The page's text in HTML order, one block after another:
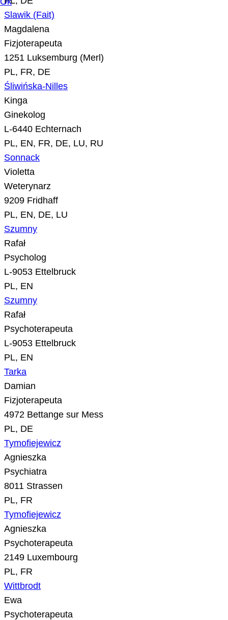
Slawik (Fait)
Magdalena
Fizjoterapeuta
1251 Luksemburg (Merl)
PL, FR, DE
Śliwińska-Nilles
Kinga
Ginekolog
L-6440 Echternach
PL, EN, FR, DE, LU, RU
Sonnack
Violetta
Weterynarz
9209 Fridhaff
PL, EN, DE, LU
Szumny
Rafał
Psycholog
L-9053 Ettelbruck
PL, EN
Szumny
Rafał
Psychoterapeuta
L-9053 Ettelbruck
PL, EN
Tarka
Damian
Fizjoterapeuta
4972 Bettange sur Mess
PL, DE
Tymofiejewicz
Agnieszka
Psychiatra
8011 Strassen
PL, FR
Tymofiejewicz
Agnieszka
Psychoterapeuta
2149 Luxembourg
PL, FR
Wittbrodt
Ewa
Psychoterapeuta